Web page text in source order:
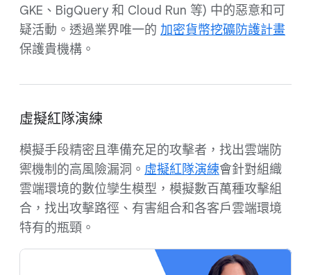
GKE、BigQuery 和 Cloud Run 等) 中的惡意和可
疑活動。透過業界唯一的 加密貨幣挖礦防護計畫
保護貴機構。
虛擬紅隊演練
模擬手段精密且準備充足的攻擊者，找出雲端防
禦機制的高風險漏洞。 虛擬紅隊演練會針對組織
雲端環境的數位孿生模型，模擬數百萬種攻擊組
合，找出攻擊路徑、有害組合和各客戶雲端環境
特有的瓶頸。